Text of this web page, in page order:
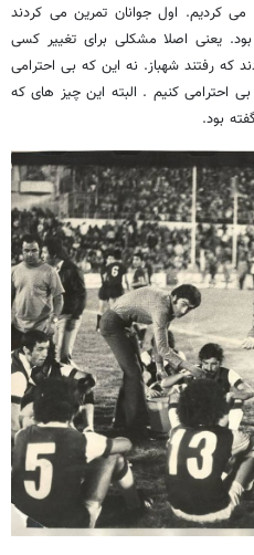
کردیم. اول جوانان تمرین می کردند
یعنی اصلا مشکلی برای تغییر کسی
که رفتند شهباز. نه این که بی احترامی
احترامی کنیم . البته این چیز های که
بود.